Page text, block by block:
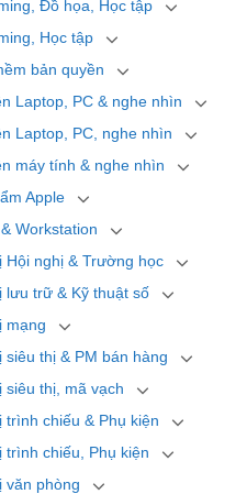
Đồ họa, Học tập
Học tập
bản quyền
Laptop, PC & nghe nhìn
Laptop, PC, nghe nhìn
máy tính & nghe nhìn
Apple
Workstation
Hội nghị & Trường học
lưu trữ & Kỹ thuật số
mạng
siêu thị & PM bán hàng
siêu thị, mã vạch
trình chiếu & Phụ kiện
trình chiếu, Phụ kiện
văn phòng